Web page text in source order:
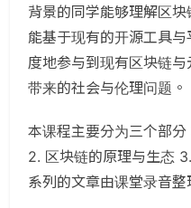
背景的同学能够理解区
能基于现有的开源工具
度地参与到现有区块链
带来的社会与伦理问题。
本课程主要分为三个部
2. 区块链的原理与生态
系列的文章由课堂录音